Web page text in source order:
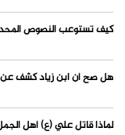
كيف تستوعب النصوص
هل صح أن ابن زياد كشف عن
لماذا قاتل علي (ع) أهل